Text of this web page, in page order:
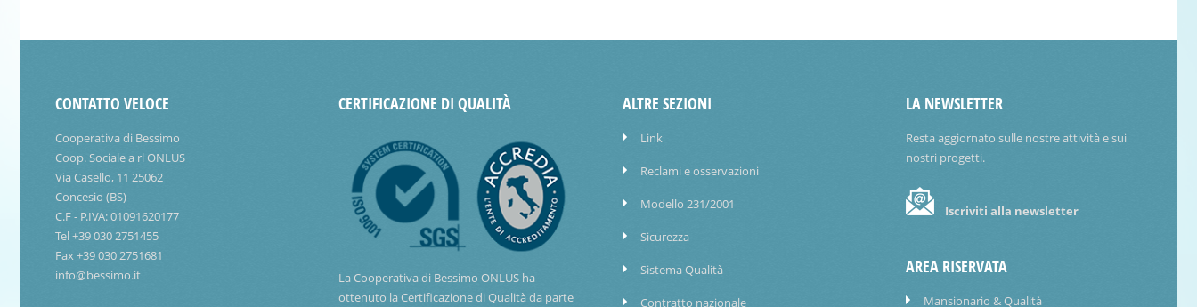
CONTATTO VELOCE
Cooperativa di Bessimo
Coop. Sociale a rl ONLUS
Via Casello, 11 25062
Concesio (BS)
C.F - P.IVA: 01091620177
Tel +39 030 2751455
Fax +39 030 2751681
info@bessimo.it
CERTIFICAZIONE DI QUALITÀ
La Cooperativa di Bessimo ONLUS ha
ottenuto la Certificazione di Qualità da parte
ALTRE SEZIONI
Link
Reclami e osservazioni
Modello 231/2001
Sicurezza
Sistema Qualità
Contratto nazionale
LA NEWSLETTER
Resta aggiornato sulle nostre attività e sui
nostri progetti.
Iscriviti alla newsletter
AREA RISERVATA
Mansionario & Qualità